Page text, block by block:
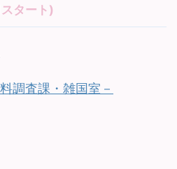
タート)
調査課・雑国室－